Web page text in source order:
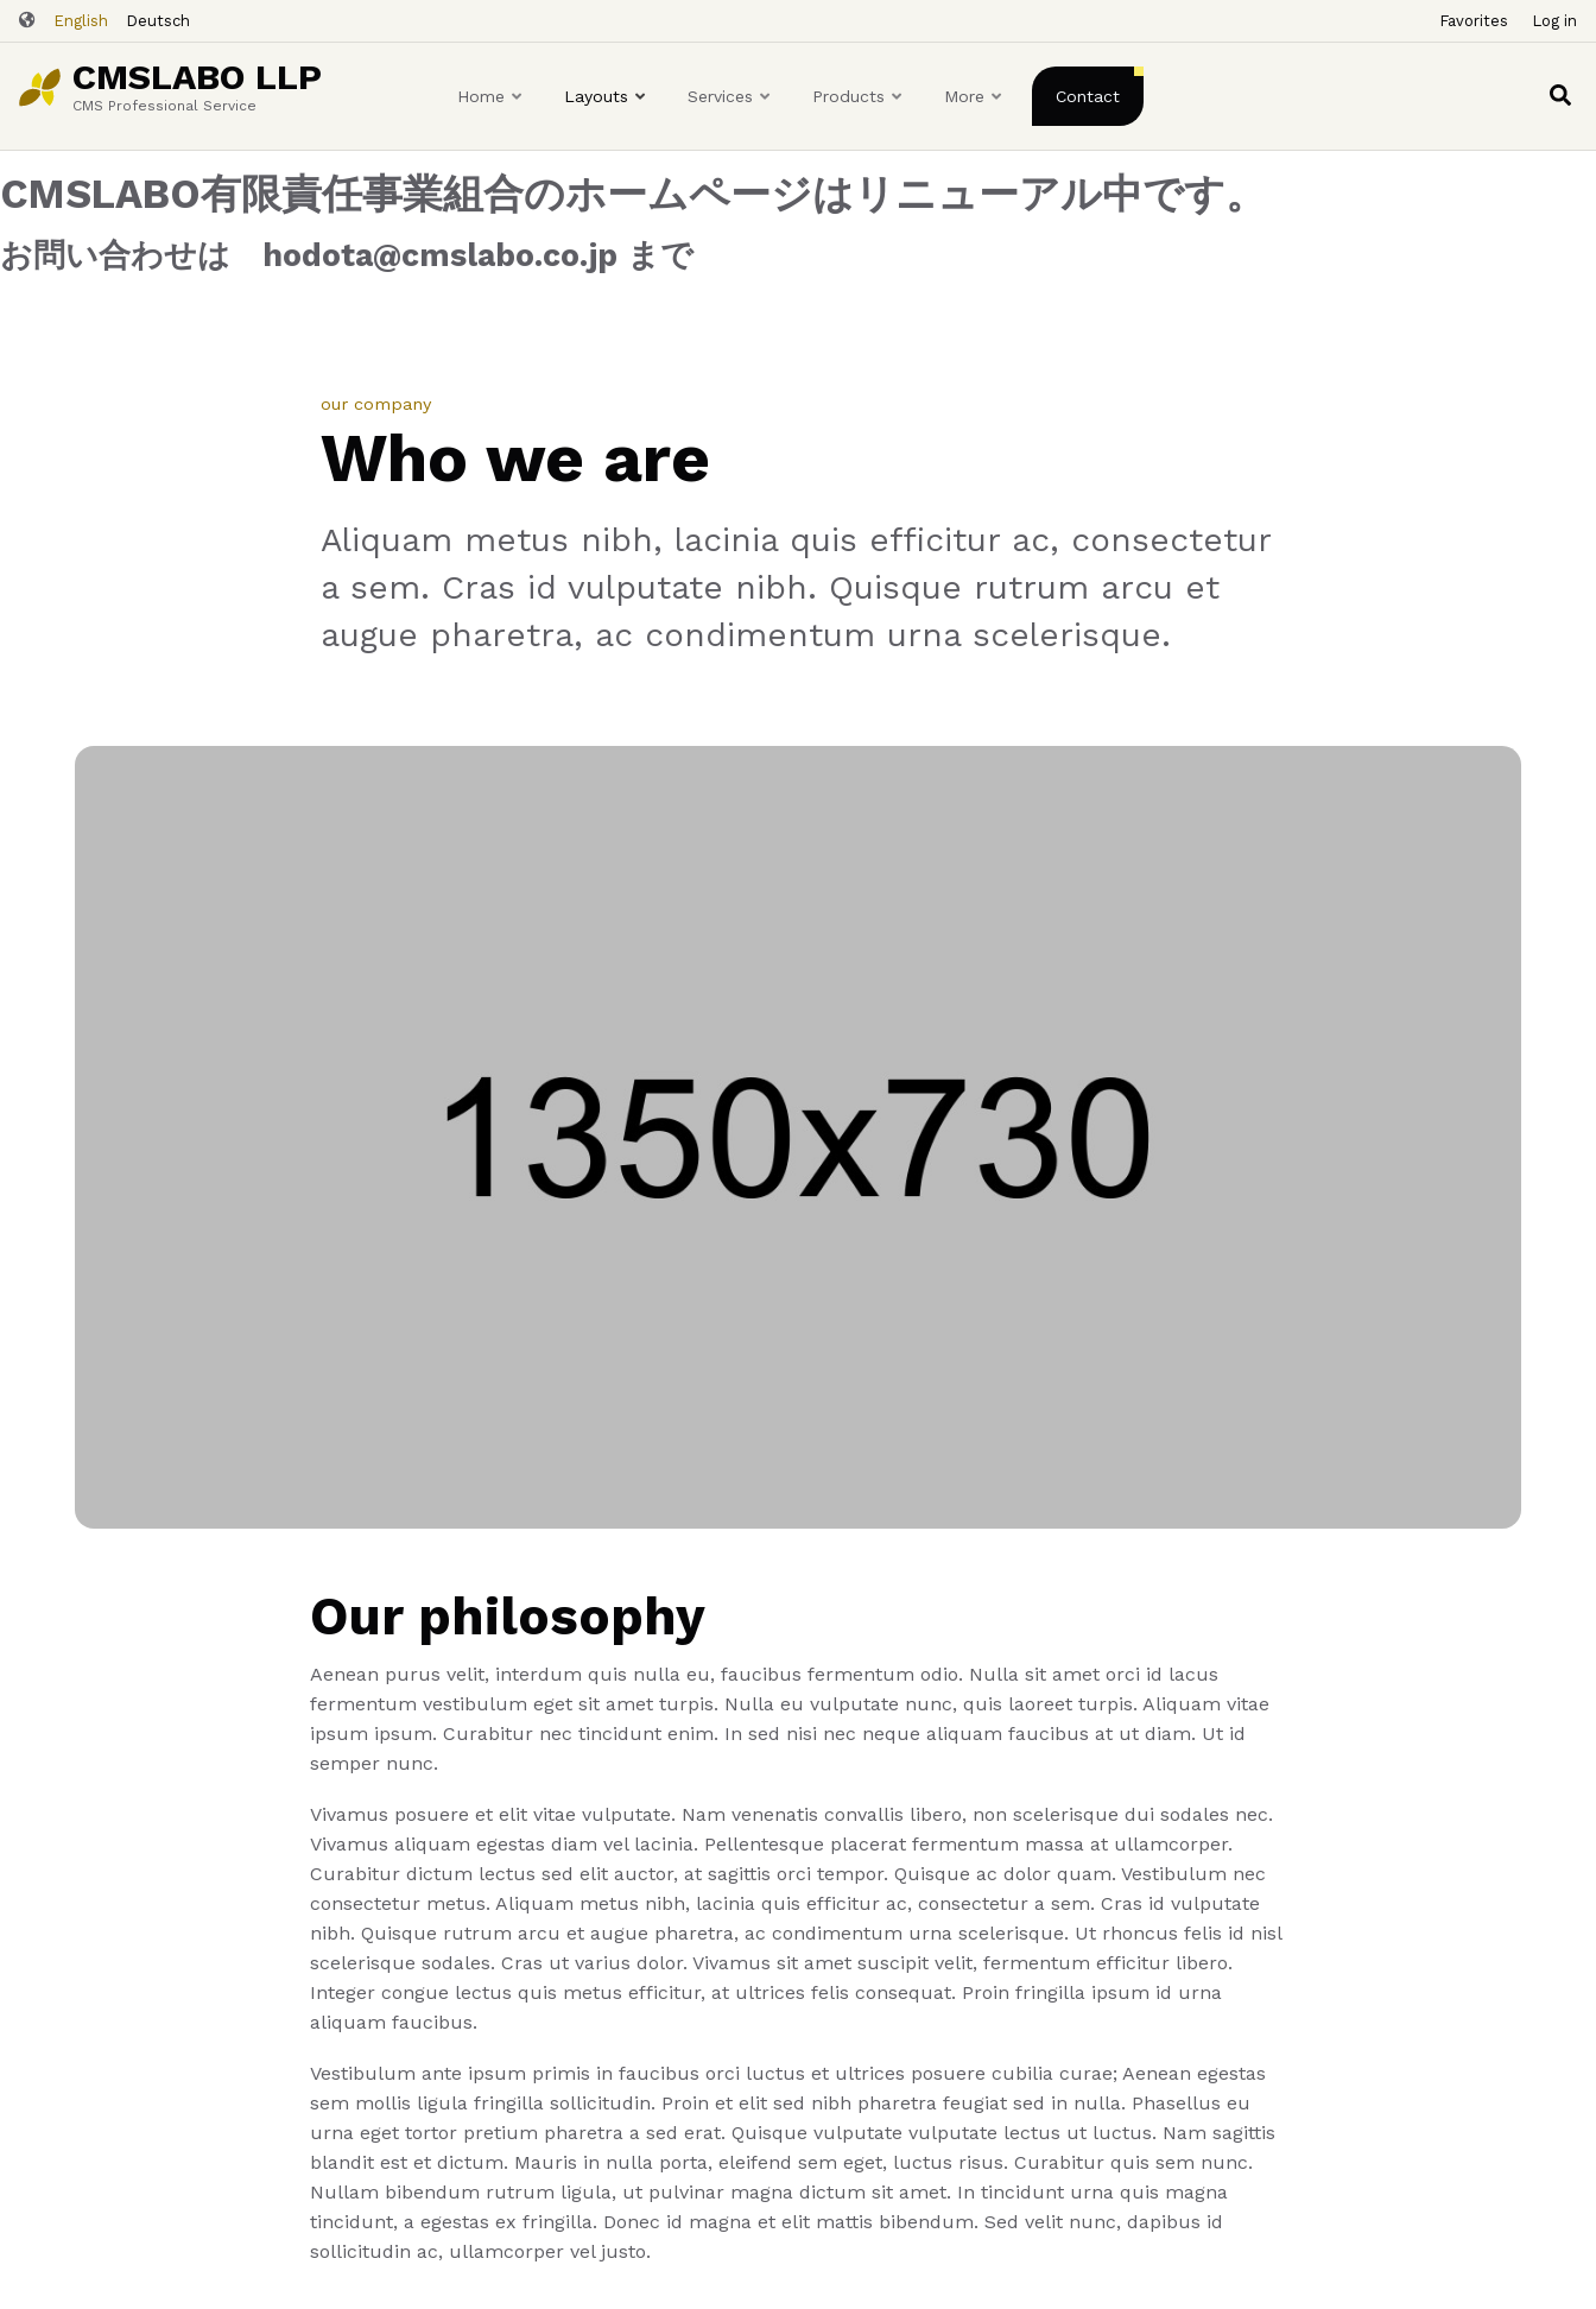
Skip
to
main
content
English Deutsch
ー
ー
カ
ウ
Favorites Log in
CMSLABO LLP
CMS Professional Service Home Layouts Services Products More Contact
CMSLABO有限責任事業組合のホームページはリニューアル中です。
お問い合わせは hodota@cmslabo.co.jp まで
our company
Who we are
Aliquam metus nibh, lacinia quis efficitur ac, consectetur
a sem. Cras id vulputate nibh. Quisque rutrum arcu et
augue pharetra, ac condimentum urna scelerisque.
Our philosophy
Aenean purus velit, interdum quis nulla eu, faucibus fermentum odio. Nulla sit amet orci id lacus
fermentum vestibulum eget sit amet turpis. Nulla eu vulputate nunc, quis laoreet turpis. Aliquam vitae
ipsum ipsum. Curabitur nec tincidunt enim. In sed nisi nec neque aliquam faucibus at ut diam. Ut id
semper nunc.
Vivamus posuere et elit vitae vulputate. Nam venenatis convallis libero, non scelerisque dui sodales nec.
Vivamus aliquam egestas diam vel lacinia. Pellentesque placerat fermentum massa at ullamcorper.
Curabitur dictum lectus sed elit auctor, at sagittis orci tempor. Quisque ac dolor quam. Vestibulum nec
consectetur metus. Aliquam metus nibh, lacinia quis efficitur ac, consectetur a sem. Cras id vulputate
nibh. Quisque rutrum arcu et augue pharetra, ac condimentum urna scelerisque. Ut rhoncus felis id nisl
scelerisque sodales. Cras ut varius dolor. Vivamus sit amet suscipit velit, fermentum efficitur libero.
Integer congue lectus quis metus efficitur, at ultrices felis consequat. Proin fringilla ipsum id urna
aliquam faucibus.
Vestibulum ante ipsum primis in faucibus orci luctus et ultrices posuere cubilia curae; Aenean egestas
sem mollis ligula fringilla sollicitudin. Proin et elit sed nibh pharetra feugiat sed in nulla. Phasellus eu
urna eget tortor pretium pharetra a sed erat. Quisque vulputate vulputate lectus ut luctus. Nam sagittis
blandit est et dictum. Mauris in nulla porta, eleifend sem eget, luctus risus. Curabitur quis sem nunc.
Nullam bibendum rutrum ligula, ut pulvinar magna dictum sit amet. In tincidunt urna quis magna
tincidunt, a egestas ex fringilla. Donec id magna et elit mattis bibendum. Sed velit nunc, dapibus id
sollicitudin ac, ullamcorper vel justo.